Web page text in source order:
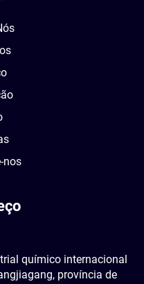
nos
químico internacional
província de